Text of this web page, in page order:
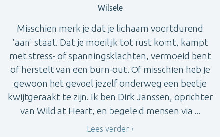
Wilsele
Misschien merk je dat je lichaam voortdurend
'aan' staat. Dat je moeilijk tot rust komt, kampt
met stress- of spanningsklachten, vermoeid bent
of herstelt van een burn-out. Of misschien heb je
gewoon het gevoel jezelf onderweg een beetje
kwijtgeraakt te zijn. Ik ben Dirk Janssen, oprichter
van Wild at Heart, en begeleid mensen via ...
Lees verder